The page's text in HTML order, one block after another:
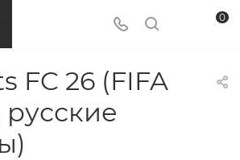
0
FC 26 (FIFA
русские